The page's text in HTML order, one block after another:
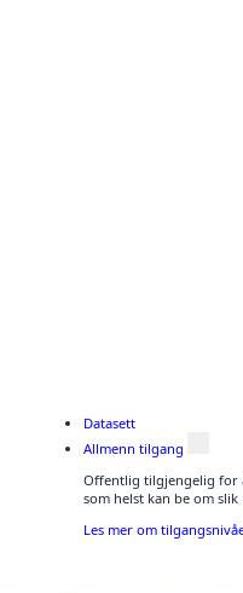
Datasett
Allmenn tilgang
Offentlig tilgjengelig for
som helst kan be om
Les mer om